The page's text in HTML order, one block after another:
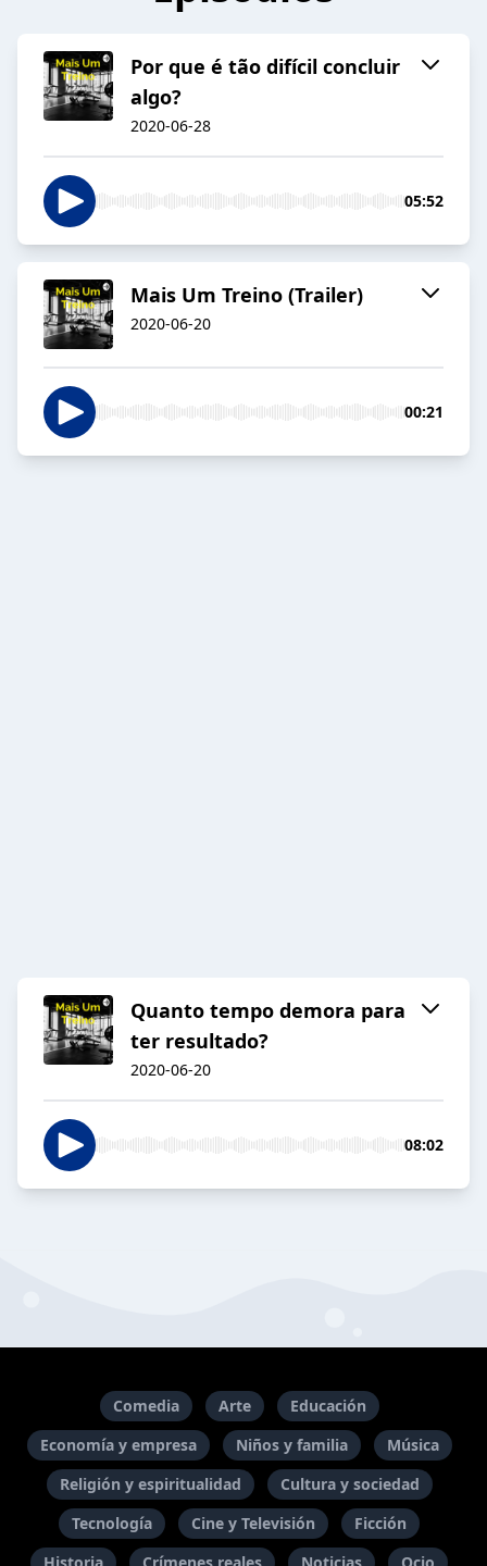
Por que é tão difícil concluir
algo?
2020-06-28
05:52
Mais Um Treino (Trailer)
2020-06-20
00:21
Quanto tempo demora para
ter resultado?
2020-06-20
08:02
Comedia Arte
Educación
Economía y empresa
Niños y familia
Música
Religión y espiritualidad
Cultura y sociedad
Tecnología
Cine y Televisión
Ficción